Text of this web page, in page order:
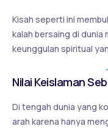
Kisah seperti ini
kalah bersaing di dunia
keunggulan spiritual
Nilai Keislaman
Di tengah dunia yang
arah karena hanya